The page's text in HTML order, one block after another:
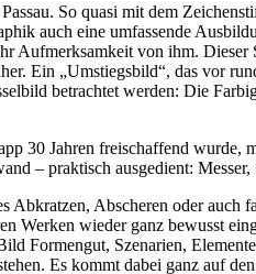
So quasi mit dem
auch eine umfassende
Aufmerksamkeit von ihm.
Ein „Umstiegsbild“, das vor
betrachtet werden: Die
30 Jahren freischaffend wurde,
– praktisch ausgedient:
Abkratzen, Abscheren oder
Werken wieder ganz bewusst
Formengut, Szenarien,
Es kommt dabei ganz auf